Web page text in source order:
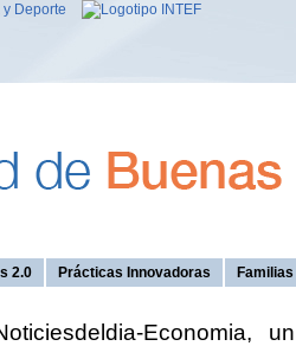
2.0 Prácticas Innovadoras
Economia,